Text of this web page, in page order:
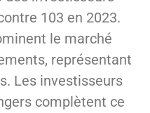
103 en 2023.
le marché
représentant
Les investisseurs
complètent ce